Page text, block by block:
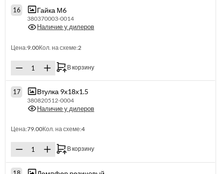
16 Гайка М6
380370003-0014
Наличие у дилеров
Цена:9.00Кол. на схеме:2
В корзину
17 Втулка 9х18х1.5
380820512-0004
Наличие у дилеров
Цена:79.00Кол. на схеме:4
В корзину